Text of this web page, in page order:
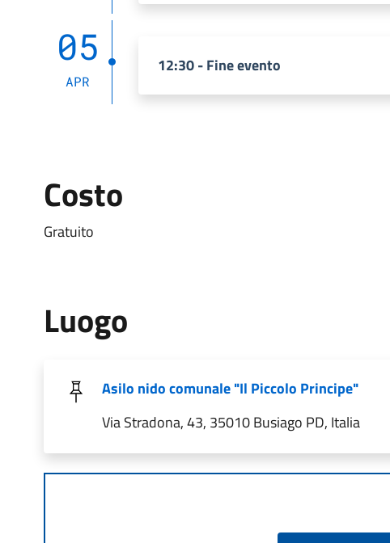
05
APR
12:30 - Fine evento
Costo
Gratuito
Luogo
Asilo nido comunale "Il Piccolo Principe"
Via Stradona, 43, 35010 Busiago PD, Italia